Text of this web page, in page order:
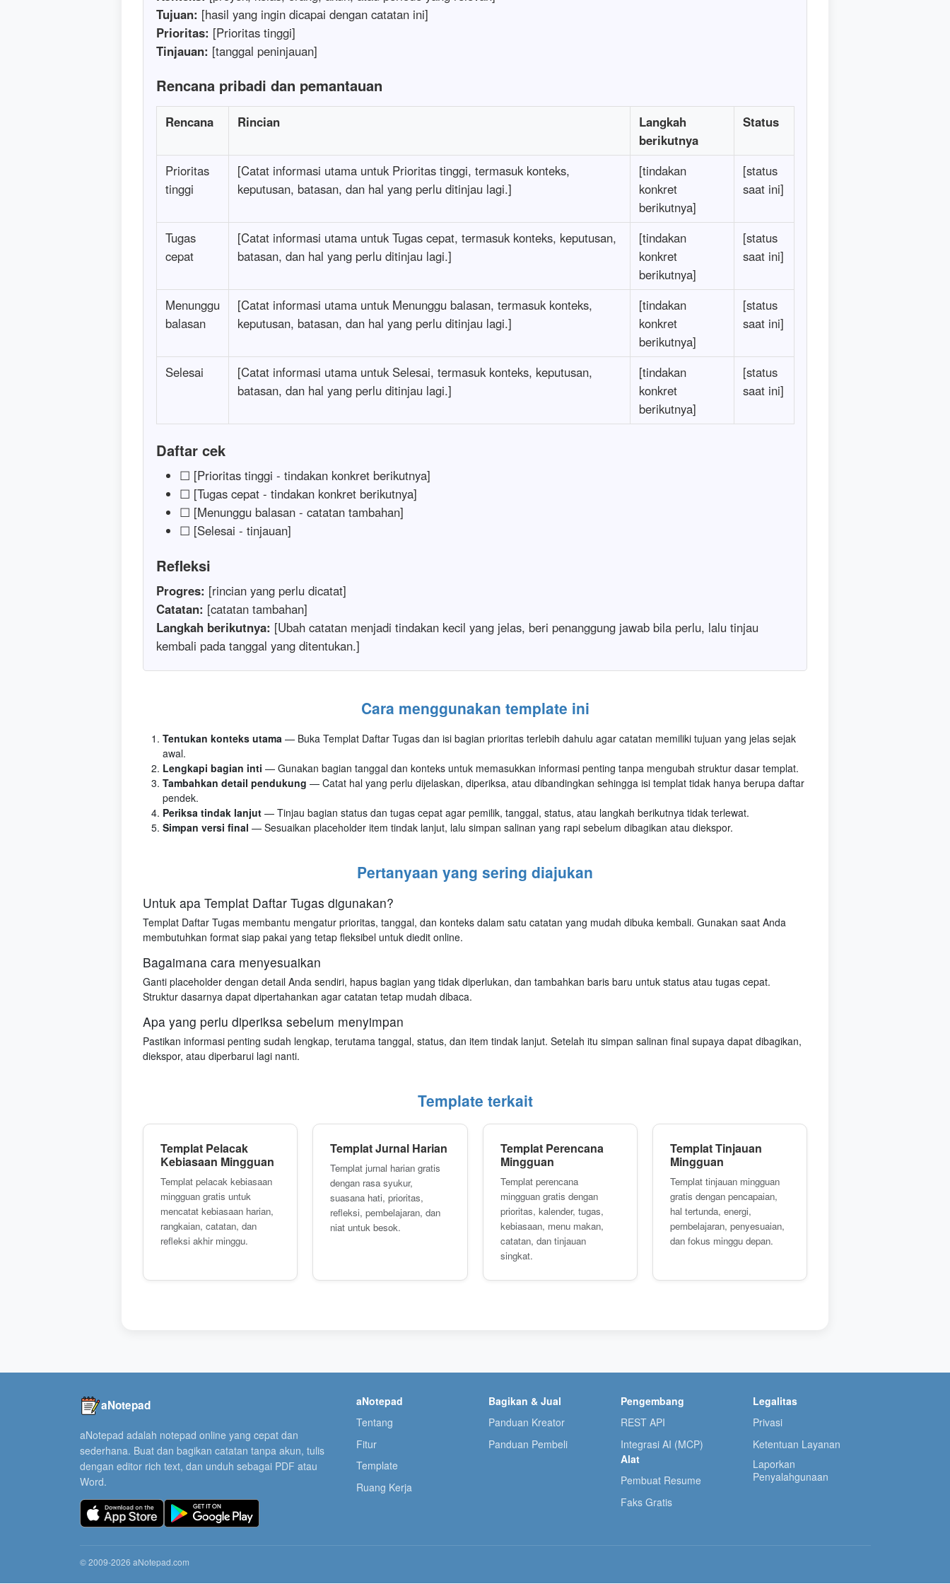
Tujuan: [hasil yang ingin dicapai dengan catatan ini]
Prioritas: [Prioritas tinggi]
Tinjauan: [tanggal peninjauan]
Rencana pribadi dan pemantauan
Rencana Rincian
Langkah
berikutnya
Status
Prioritas
tinggi
[Catat informasi utama untuk Prioritas tinggi, termasuk konteks,
keputusan, batasan, dan hal yang perlu ditinjau lagi.]
[tindakan
konkret
berikutnya]
[status
saat ini]
Tugas
cepat
[Catat informasi utama untuk Tugas cepat, termasuk konteks, keputusan,
batasan, dan hal yang perlu ditinjau lagi.]
[tindakan
konkret
berikutnya]
[status
saat ini]
Menunggu
balasan
[Catat informasi utama untuk Menunggu balasan, termasuk konteks,
keputusan, batasan, dan hal yang perlu ditinjau lagi.]
[tindakan
konkret
berikutnya]
[status
saat ini]
Selesai
[Catat informasi utama untuk Selesai, termasuk konteks, keputusan,
batasan, dan hal yang perlu ditinjau lagi.]
[tindakan
konkret
berikutnya]
[status
saat ini]
Daftar cek
☐ [Prioritas tinggi - tindakan konkret berikutnya]
☐ [Tugas cepat - tindakan konkret berikutnya]
☐ [Menunggu balasan - catatan tambahan]
☐ [Selesai - tinjauan]
Refleksi
Progres: [rincian yang perlu dicatat]
Catatan: [catatan tambahan]
Langkah berikutnya: [Ubah catatan menjadi tindakan kecil yang jelas, beri penanggung jawab bila perlu, lalu tinjau
kembali pada tanggal yang ditentukan.]
Cara menggunakan template ini
Tentukan konteks utama — Buka Templat Daftar Tugas dan isi bagian prioritas terlebih dahulu agar catatan memiliki tujuan yang jelas sejak
awal.
Lengkapi bagian inti — Gunakan bagian tanggal dan konteks untuk memasukkan informasi penting tanpa mengubah struktur dasar templat.
Tambahkan detail pendukung — Catat hal yang perlu dijelaskan, diperiksa, atau dibandingkan sehingga isi templat tidak hanya berupa daftar
pendek.
Periksa tindak lanjut — Tinjau bagian status dan tugas cepat agar pemilik, tanggal, status, atau langkah berikutnya tidak terlewat.
Simpan versi final — Sesuaikan placeholder item tindak lanjut, lalu simpan salinan yang rapi sebelum dibagikan atau diekspor.
Pertanyaan yang sering diajukan
Untuk apa Templat Daftar Tugas digunakan?
Templat Daftar Tugas membantu mengatur prioritas, tanggal, dan konteks dalam satu catatan yang mudah dibuka kembali. Gunakan saat Anda
membutuhkan format siap pakai yang tetap fleksibel untuk diedit online.
Bagaimana cara menyesuaikan
Ganti placeholder dengan detail Anda sendiri, hapus bagian yang tidak diperlukan, dan tambahkan baris baru untuk status atau tugas cepat.
Struktur dasarnya dapat dipertahankan agar catatan tetap mudah dibaca.
Apa yang perlu diperiksa sebelum menyimpan
Pastikan informasi penting sudah lengkap, terutama tanggal, status, dan item tindak lanjut. Setelah itu simpan salinan final supaya dapat dibagikan,
diekspor, atau diperbarui lagi nanti.
Template terkait
Templat Pelacak
Kebiasaan Mingguan
Templat pelacak kebiasaan
mingguan gratis untuk
mencatat kebiasaan harian,
rangkaian, catatan, dan
refleksi akhir minggu.
Templat Jurnal Harian
Templat jurnal harian gratis
dengan rasa syukur,
suasana hati, prioritas,
refleksi, pembelajaran, dan
niat untuk besok.
Templat Perencana
Mingguan
Templat perencana
mingguan gratis dengan
prioritas, kalender, tugas,
kebiasaan, menu makan,
catatan, dan tinjauan
singkat.
Templat Tinjauan
Mingguan
Templat tinjauan mingguan
gratis dengan pencapaian,
hal tertunda, energi,
pembelajaran, penyesuaian,
dan fokus minggu depan.
aNotepad
aNotepad adalah notepad online yang cepat dan
sederhana. Buat dan bagikan catatan tanpa akun, tulis
dengan editor rich text, dan unduh sebagai PDF atau
Word.
aNotepad
Tentang
Fitur
Template
Ruang Kerja
Bagikan & Jual
Panduan Kreator
Panduan Pembeli
Pengembang
REST API
Integrasi AI (MCP)
Alat
Pembuat Resume
Faks Gratis
Legalitas
Privasi
Ketentuan Layanan
Laporkan
Penyalahgunaan
© 2009-2026 aNotepad.com